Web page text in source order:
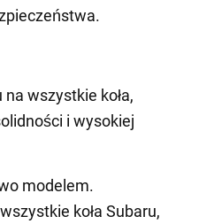
wszystkie koła,
i wysokiej
modelem.
koła Subaru,